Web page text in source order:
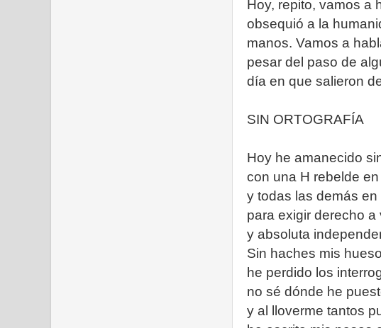
Hoy, repito, vamos a
obsequió a la
manos. Vamos a
pesar del paso de
día en que salieron
SIN ORTOGRAFÍA
Hoy he amanecido
con una H rebelde
y todas las demás en
para exigir derecho a
y absoluta
Sin haches mis
he perdido los
no sé dónde he
y al lloverme tantos